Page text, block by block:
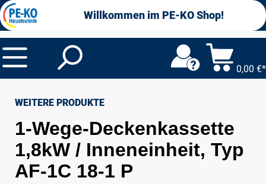
springen Willkommen im PE-KO Shop!
0,00 €*
WEITERE PRODUKTE
1-Wege-Deckenkassette
1,8kW / Inneneinheit, Typ
AF-1C 18-1 P